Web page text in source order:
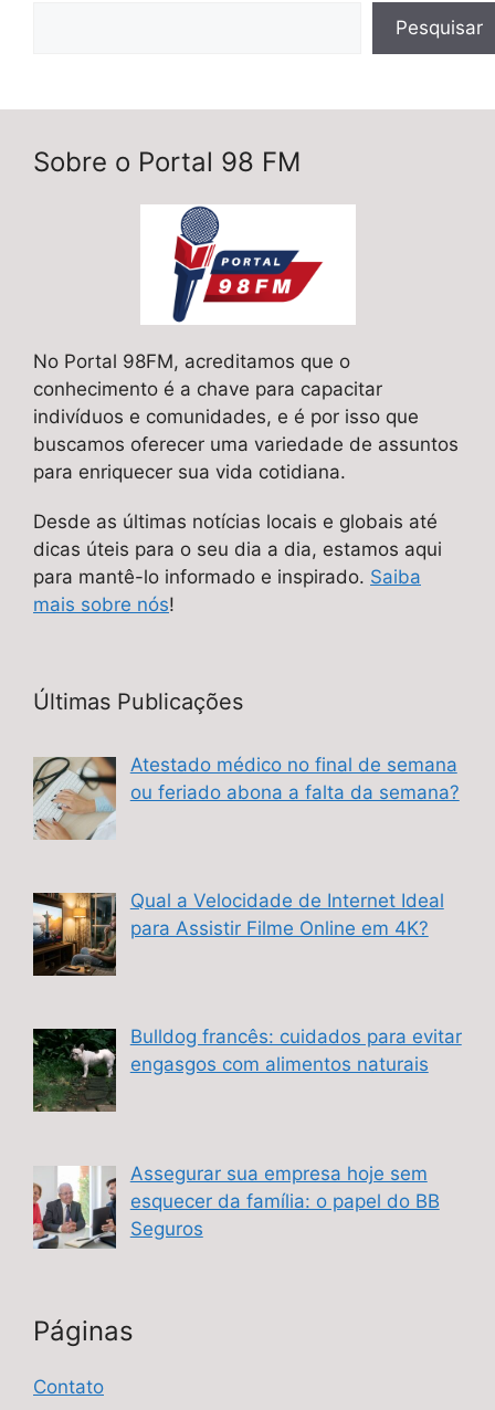
Pesquisar
Sobre o Portal 98 FM
No Portal 98FM, acreditamos que o
conhecimento é a chave para capacitar
indivíduos e comunidades, e é por isso que
buscamos oferecer uma variedade de assuntos
para enriquecer sua vida cotidiana.
Desde as últimas notícias locais e globais até
dicas úteis para o seu dia a dia, estamos aqui
para mantê-lo informado e inspirado. Saiba
mais sobre nós!
Últimas Publicações
Atestado médico no final de semana
ou feriado abona a falta da semana?
Qual a Velocidade de Internet Ideal
para Assistir Filme Online em 4K?
Bulldog francês: cuidados para evitar
engasgos com alimentos naturais
Assegurar sua empresa hoje sem
esquecer da família: o papel do BB
Seguros
Páginas
Contato